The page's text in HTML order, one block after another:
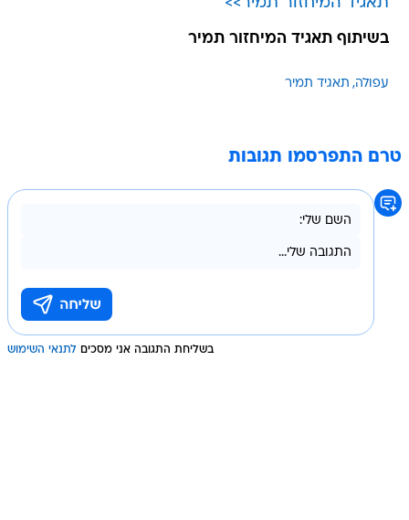
בשיתוף תאגיד המיחזור תמיר
עפולה תאגיד תמיר
טרם התפרסמו תגובות
בשליחת התגובה אני מסכים לתנאי השימוש